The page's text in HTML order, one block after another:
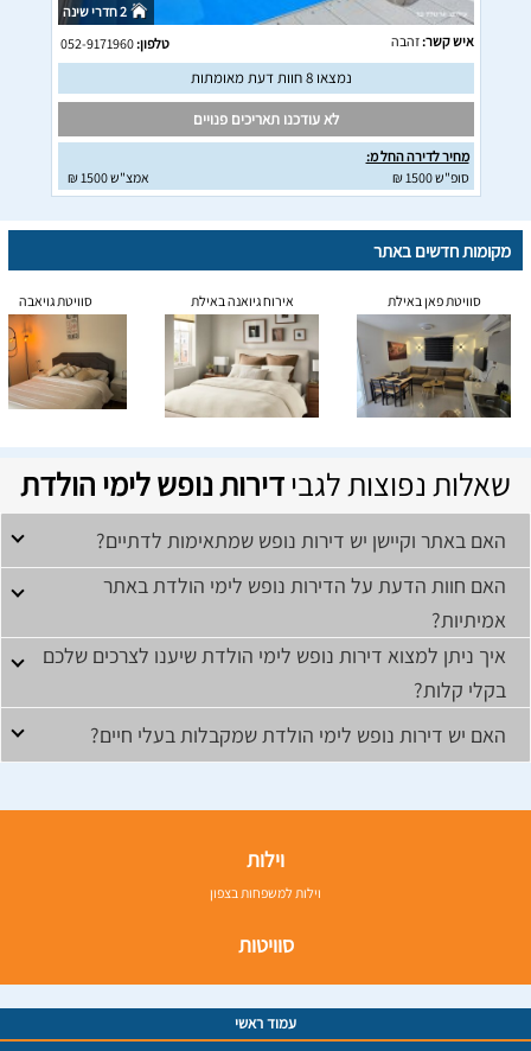
2 חדרי שינה
איש קשר:זהבה טלפון:052-9171960
נמצאו 8 חוות דעת מאומתות
לא עודכנו תאריכים פנויים
מחיר לדירה החל מ:
סופ"ש 1500 ₪
אמצ"ש 1500 ₪
מקומות חדשים באתר
סוויטת פאן באילת אירוח גיואנה באילת סוויטת גויאבה
שאלות נפוצות לגבידירות נופש לימי הולדת
האם באתר וקיישן יש דירות נופש שמתאימות לדתיים?
האם חוות הדעת על הדירות נופש לימי הולדת באתר
אמיתיות?
איך ניתן למצוא דירות נופש לימי הולדת שיענו לצרכים שלכם
בקלי קלות?
האם יש דירות נופש לימי הולדת שמקבלות בעלי חיים?
וילות
וילות למשפחות בצפון
סוויטות
עמוד ראשי